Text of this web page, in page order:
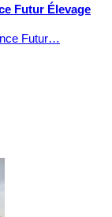
Futur Élevage
Futur…